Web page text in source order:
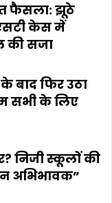
फैसला: झूठे
केस में
की सजा
बाद फिर उठा
सभी के लिए
निजी स्कूलों की
अभिभावक”